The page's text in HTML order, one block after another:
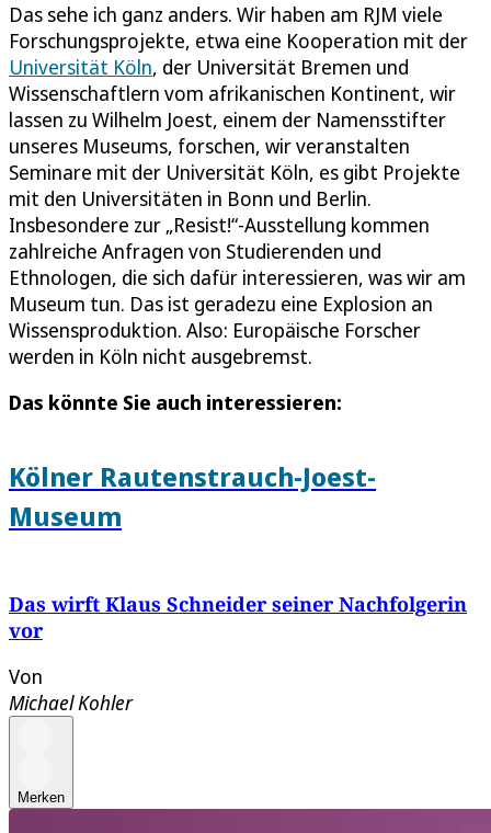
Das sehe ich ganz anders. Wir haben am RJM viele
Forschungsprojekte, etwa eine Kooperation mit der
Universität Köln, der Universität Bremen und
Wissenschaftlern vom afrikanischen Kontinent, wir
lassen zu Wilhelm Joest, einem der Namensstifter
unseres Museums, forschen, wir veranstalten
Seminare mit der Universität Köln, es gibt Projekte
mit den Universitäten in Bonn und Berlin.
Insbesondere zur „Resist!“-Ausstellung kommen
zahlreiche Anfragen von Studierenden und
Ethnologen, die sich dafür interessieren, was wir am
Museum tun. Das ist geradezu eine Explosion an
Wissensproduktion. Also: Europäische Forscher
werden in Köln nicht ausgebremst.
Das könnte Sie auch interessieren:
Kölner Rautenstrauch-Joest-
Museum
Das wirft Klaus Schneider seiner Nachfolgerin
vor
Von
Michael Kohler
Merken